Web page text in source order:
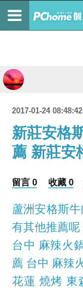
2017-01-24 08:48:42
新莊安格
薦 新莊安
留言 0 收藏 0
蘆洲安格斯
有其他推薦
台中 麻辣火
薦 台中 麻辣
花蓮 燒烤 東